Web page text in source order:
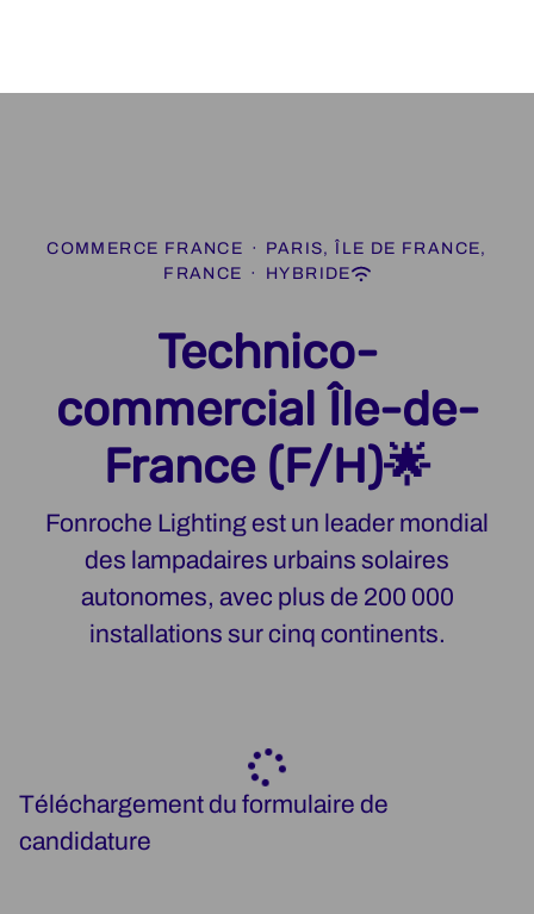
COMMERCE FRANCE ·
PARIS, ÎLE DE FRANCE,
FRANCE · HYBRIDE
Technico-
commercial Île-de-
France (F/H)🌟
Fonroche Lighting est un leader mondial
des lampadaires urbains solaires
autonomes, avec plus de 200 000
installations sur cinq continents.
Téléchargement du formulaire de
candidature